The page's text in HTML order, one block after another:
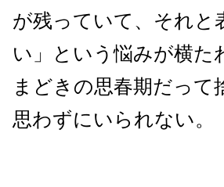
が残っていて、それと
い」という悩みが横
まどきの思春期だっ
思わずにいられない。